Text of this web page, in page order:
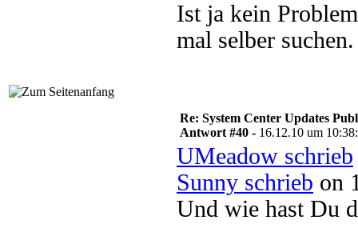
Ist ja kein
mal selber
Re: System Center Updates
Antwort #40 - 16.12.10 um
UMeadow schrieb
Sunny schrieb on
Und wie hast Du